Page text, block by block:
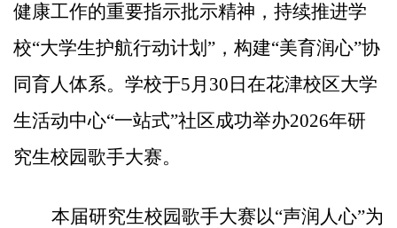
健康工作的重要指示批示精神，持续推进学
校“大学生护航行动计划 ” ，构建“美育润心”协
同育人体系。学校于5月 30 日在花津校区大学
生活动中心“一站式”社区成功举办2026年研
究生校园歌手大赛。
本届研究生校园歌手大赛以“声润 人心”为